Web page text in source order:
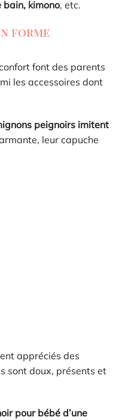
bain, kimono, etc.
forme
font des parents
les accessoires dont
peignoirs imitent
leur capuche
appréciés des
sont doux, présents et
pour bébé d’une